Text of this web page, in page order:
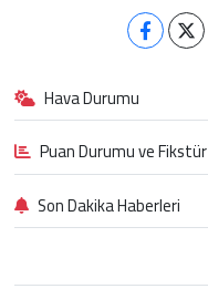
Hava Durumu
Puan Durumu ve Fikstür
Son Dakika Haberleri